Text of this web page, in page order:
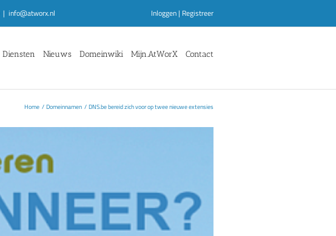
| info@atworx.nl Inloggen | Registreer
Diensten Nieuws Domeinwiki Mijn.AtWorX Contact
Home Domeinnamen DNS.be bereid zich voor op twee nieuwe extensies